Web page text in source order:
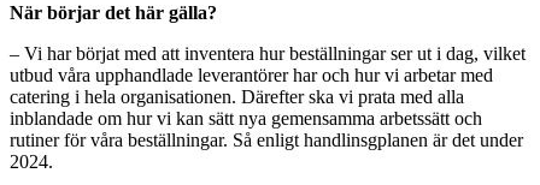
När börjar det här gälla?
– Vi har börjat med att inventera hur beställningar ser ut i dag, vilket
utbud våra upphandlade leverantörer har och hur vi arbetar med
catering i hela organisationen. Därefter ska vi prata med alla
inblandade om hur vi kan sätt nya gemensamma arbetssätt och
rutiner för våra beställningar. Så enligt handlinsgplanen är det under
2024.